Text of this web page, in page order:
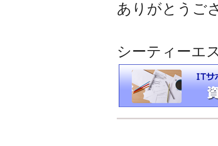
ありがとうご
シーティーエ